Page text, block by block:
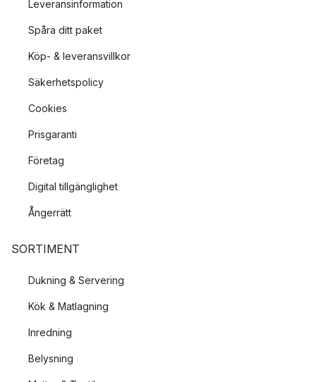
Leveransinformation
Spåra ditt paket
Köp- & leveransvillkor
Säkerhetspolicy
Cookies
Prisgaranti
Företag
Digital tillgänglighet
Ångerrätt
SORTIMENT
Dukning & Servering
Kök & Matlagning
Inredning
Belysning